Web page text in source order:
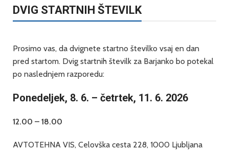
DVIG STARTNIH ŠTEVILK
Prosimo vas, da dvignete startno številko vsaj en dan
pred startom. Dvig startnih številk za Barjanko bo potekal
po naslednjem razporedu:
Ponedeljek, 8. 6. – četrtek, 11. 6. 2026
12.00 – 18.00
AVTOTEHNA VIS, Celovška cesta 228, 1000 Ljubljana